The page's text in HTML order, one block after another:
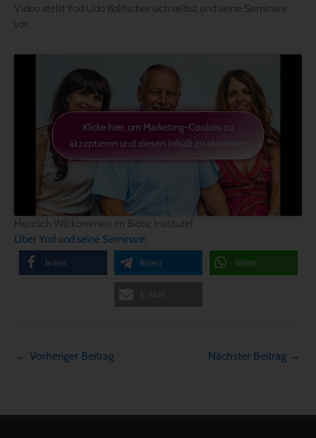
Video stellt Yod Udo Kolitscher sich selbst und seine Seminare
vor.
Klicke hier, um Marketing-Cookies zu
akzeptieren und diesen Inhalt zu aktivieren
Herzlich Willkommen im Biotic Institute!
Über Yod und seine Seminare.
teilen teilen teilen
← Vorheriger Beitrag Nächster Beitrag →